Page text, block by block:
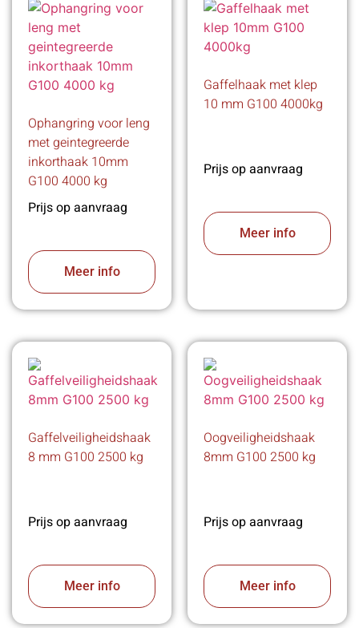
Ophangring voor leng
met geintegreerde
inkorthaak 10mm
G100 4000 kg
Prijs op aanvraag
Meer info
Gaffelhaak met klep
10 mm G100 4000kg
Prijs op aanvraag
Meer info
Gaffelveiligheidshaak
8 mm G100 2500 kg
Prijs op aanvraag
Meer info
Oogveiligheidshaak
8mm G100 2500 kg
Prijs op aanvraag
Meer info